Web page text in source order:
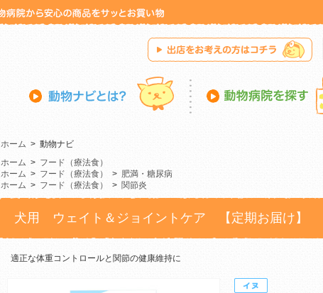
ホーム > 動物ナビ
ホーム > フード（療法食）
ホーム > フード（療法食） > 肥満・糖尿病
ホーム > フード（療法食） > 関節炎
犬用 ウェイト＆ジョイントケア 【定期お届け】
適正な体重コントロールと関節の健康維持に